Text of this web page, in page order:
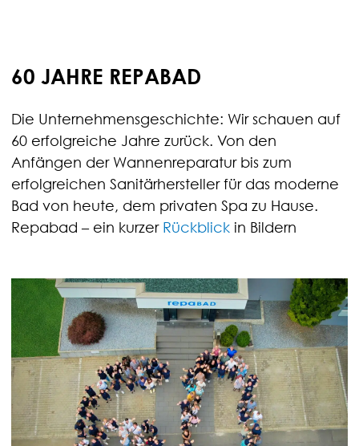
60 JAHRE REPABAD
Die Unternehmensgeschichte: Wir schauen auf
60 erfolgreiche Jahre zurück. Von den
Anfängen der Wannenreparatur bis zum
erfolgreichen Sanitärhersteller für das moderne
Bad von heute, dem privaten Spa zu Hause.
Repabad – ein kurzer Rückblick in Bildern